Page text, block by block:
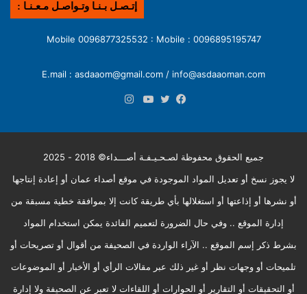
إتـصـل بـنـا وتـواصـل مـعـنـا :
0096895195747 : Mobile 0096877325532 : Mobile
E.mail : asdaaom@gmail.com / info@asdaaoman.com
جميع الحقوق محفوظة لصـحـيـفـة أصـــداء© 2018 - 2025
لا يجوز نسخ أو تعديل المواد الموجودة في موقع أصداء عمان أو إعادة إنتاجها
أو نشرها أو إذاعتها أو استغلالها بأي طريقة كانت إلا بموافقة خطية مسبقة من
إدارة الموقع .. وفي حال الضرورة لتعميم الفائدة يمكن استخدام المواد
بشرط ذكر إسم الموقع .. الآراء الواردة في الصحيفة من أقوال أو تصريحات أو
تلميحات أو وجهات نظر أو غير ذلك عبر مقالات الرأي أو الأخبار أو الموضوعات
أو التحقيقات أو التقارير أو الحوارات أو اللقاءات لا تعبر عن الصحيفة ولا إدارة